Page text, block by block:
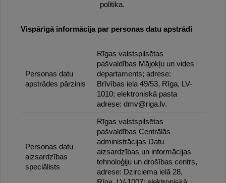
politika.
Vispārīgā informācija par personas datu apstrādi
Personas datu
apstrādes pārzinis
Rīgas valstspilsētas
pašvaldības Mājokļu un vides
departaments; adrese:
Brīvības iela 49/53, Rīga, LV-
1010; elektroniskā pasta
adrese: dmv@riga.lv.
Personas datu
aizsardzības
speciālists
Rīgas valstspilsētas
pašvaldības Centrālās
administrācijas Datu
aizsardzības un informācijas
tehnoloģiju un drošības centrs,
adrese: Dzirciema ielā 28,